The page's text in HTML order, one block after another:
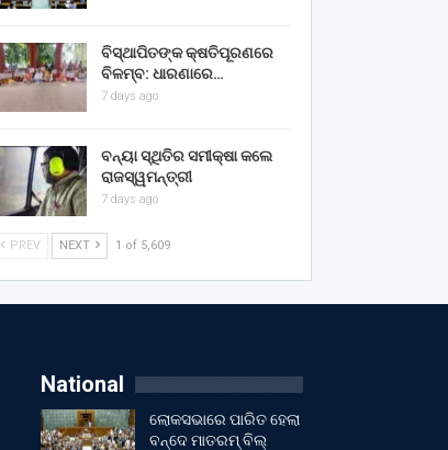
ବିସ୍ଥାପିତଙ୍କ କ୍ଷତିପୂରଣରେ
ବିଳମ୍ବ: ଧାରଣାରେ…
7 days ago
ବନ୍ୟା ସ୍ଥିତିର ସମୀକ୍ଷା କଲେ
ରାଜସ୍ୱମନ୍ତ୍ରୀ
7 days ago
PREV NEXT 1 of 5,609
National
ଲୋକସଭାରେ ପାରିତ ହେଲା
ବନ୍ଦେ ମାତରମ୍‌ ବିଲ୍‌